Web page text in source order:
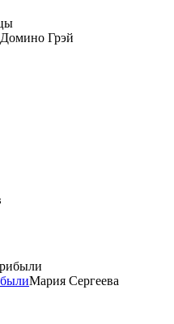
Домино Грэй
Мария Сергеева